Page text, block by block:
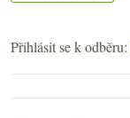
Přihlásit se k odběru: